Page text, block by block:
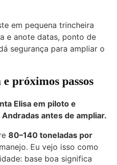
em pequena trincheira
e anote datas, ponto de
segurança para ampliar o
próximos passos
Elisa em piloto e
antes de ampliar.
80–140 toneladas por
Eu vejo isso como
base boa significa